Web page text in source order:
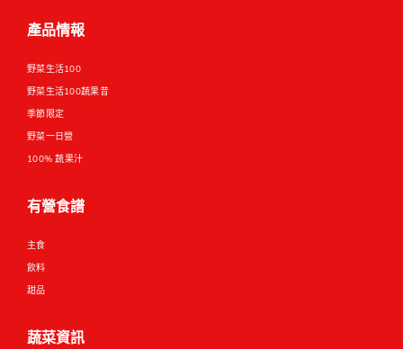
產品情報
野菜生活100
野菜生活100蔬果昔
季節限定
野菜一日營
100% 蔬果汁
有營食譜
主食
飲料
甜品
蔬菜資訊